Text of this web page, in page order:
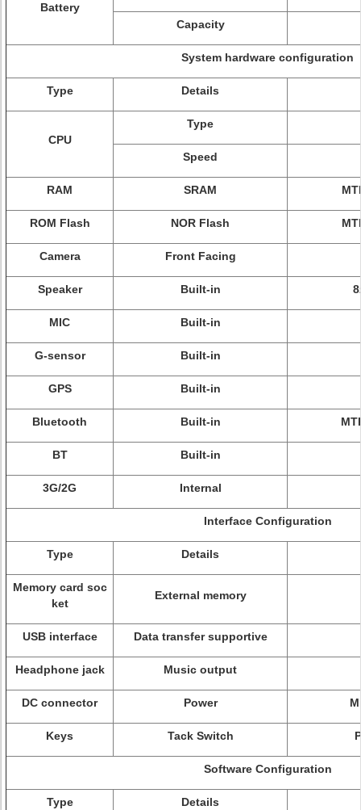
Battery
Capacity
System hardware configuration
Type Details
CPU
Type
Speed
RAM SRAM
ROM Flash NOR Flash
Camera Front Facing
Speaker Built-in
MIC Built-in
G-sensor Built-in
GPS Built-in
Bluetooth Built-in
BT Built-in
3G/2G Internal
Interface Configuration
Type Details
Memory card soc
ket
External memory
USB interface Data transfer supportive
Headphone jack Music output
DC connector Power
Keys Tack Switch
Software Configuration
Type Details